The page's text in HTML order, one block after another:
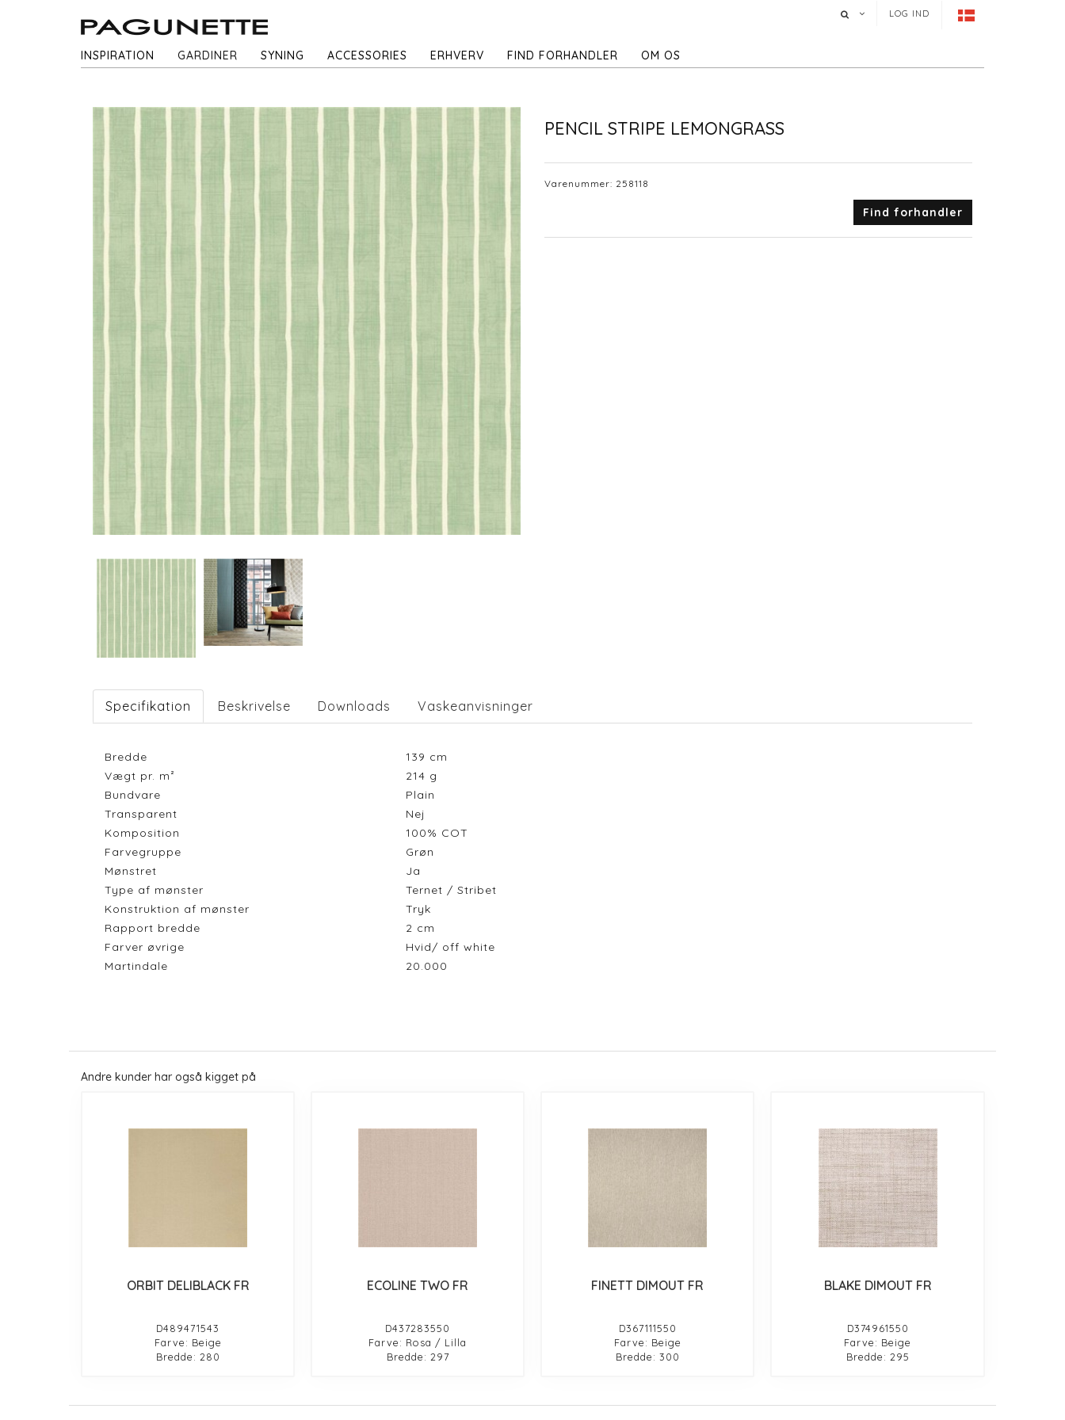
LOG IND
INSPIRATION GARDINER SYNING ACCESSORIES ERHVERV FIND FORHANDLER OM OS
PENCIL STRIPE LEMONGRASS
Varenummer: 258118
Find forhandler
Specifikation Beskrivelse Downloads Vaskeanvisninger
Bredde 139 cm
Vægt pr. m²
214 g
Bundvare
Plain
Transparent
Nej
Komposition
100% COT
Farvegruppe
Grøn
Mønstret
Ja
Type af mønster
Ternet / Stribet
Konstruktion af mønster
Tryk
Rapport bredde
2 cm
Farver øvrige
Hvid/ off white
Martindale
20.000
Andre kunder har også kigget på
ORBIT DELIBLACK FR
D489471543
Farve: Beige
Bredde: 280
ECOLINE TWO FR
D437283550
Farve: Rosa / Lilla
Bredde: 297
FINETT DIMOUT FR
D367111550
Farve: Beige
Bredde: 300
BLAKE DIMOUT FR
D374961550
Farve: Beige
Bredde: 295